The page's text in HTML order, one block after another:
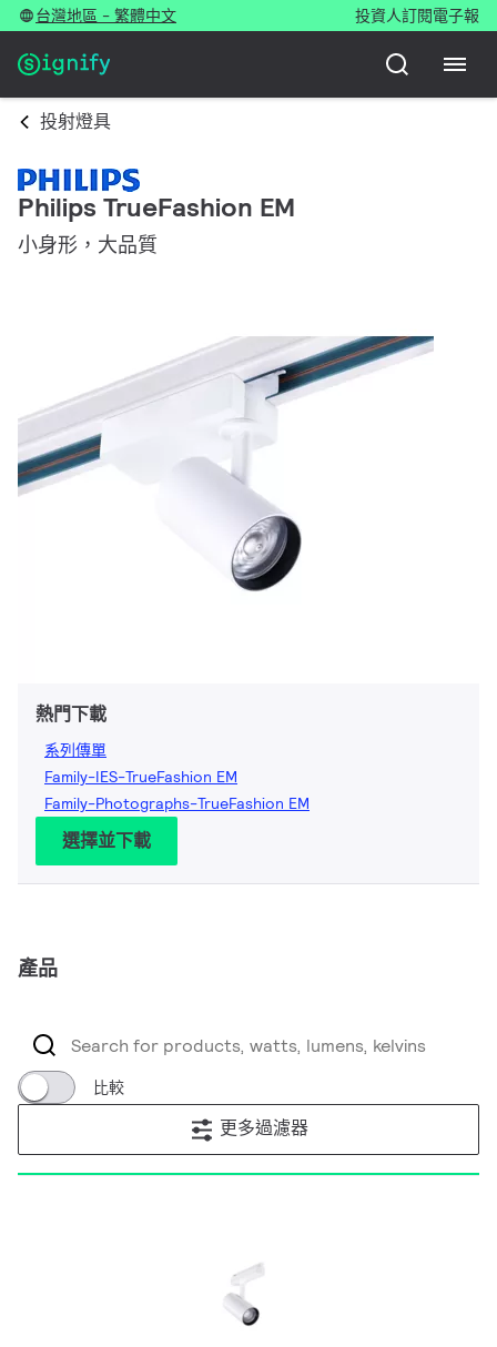
台灣地區 - 繁體中文 投資人訂閱電子報
投射燈具
Philips TrueFashion EM
小身形，大品質
熱門下載
系列傳單
Family-IES-TrueFashion EM
Family-Photographs-TrueFashion EM
選擇並下載
產品
比較
更多過濾器